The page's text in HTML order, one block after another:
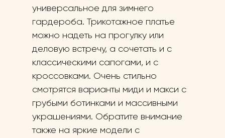
универсальное для зимнего
гардероба. Трикотажное платье
можно надеть на прогулку или
деловую встречу, а сочетать и с
классическими сапогами, и с
кроссовками. Очень стильно
смотрятся варианты миди и макси с
грубыми ботинками и массивными
украшениями. Обратите внимание
также на яркие модели с